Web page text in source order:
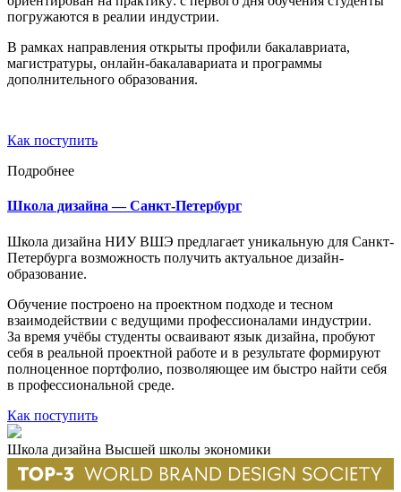
погружаются в реалии индустрии.
В рамках направления открыты профили бакалавриата,
магистратуры, онлайн-бакалавариата и программы
дополнительного образования.
Как поступить
Подробнее
Школа дизайна — Санкт-Петербург
Школа дизайна НИУ ВШЭ предлагает уникальную для Санкт-
Петербурга возможность получить актуальное дизайн-
образование.
Обучение построено на проектном подходе и тесном
взаимодействии с ведущими профессионалами индустрии.
За время учёбы студенты осваивают язык дизайна, пробуют
себя в реальной проектной работе и в результате формируют
полноценное портфолио, позволяющее им быстро найти себя
в профессиональной среде.
Как поступить
Школа дизайна Высшей школы экономики